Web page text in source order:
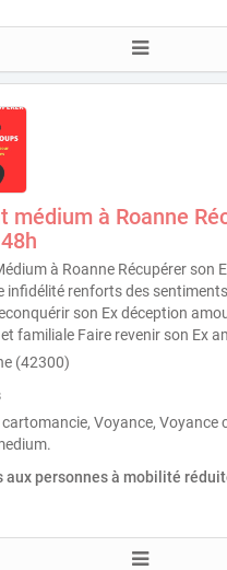
médium à Roanne
à Roanne Récupérer son
infidélité renforts des
son Ex déception
familiale Faire revenir son Ex
(42300)
Voyance, Voyance
aux personnes à mobilité